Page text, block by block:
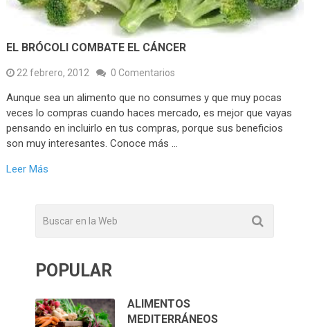
EL BRÓCOLI COMBATE EL CÁNCER
22 febrero, 2012 0 Comentarios
Aunque sea un alimento que no consumes y que muy pocas
veces lo compras cuando haces mercado, es mejor que vayas
pensando en incluirlo en tus compras, porque sus beneficios
son muy interesantes. Conoce más …
Leer Más
POPULAR
ALIMENTOS
MEDITERRÁNEOS